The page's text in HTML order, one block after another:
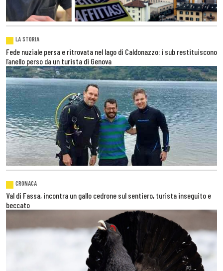
LA STORIA
Fede nuziale persa e ritrovata nel lago di Caldonazzo: i sub restituiscono
l’anello perso da un turista di Genova
CRONACA
Val di Fassa, incontra un gallo cedrone sul sentiero, turista inseguito e
beccato